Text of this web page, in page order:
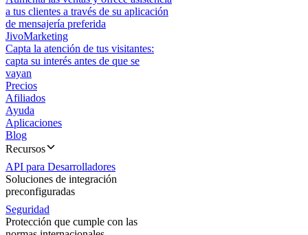
a tus clientes a través de su aplicación
de mensajería preferida
JivoMarketing
Capta la atención de tus visitantes:
capta su interés antes de que se
vayan
Precios
Afiliados
Ayuda
Aplicaciones
Blog
Recursos
API para Desarrolladores
Soluciones de integración
preconfiguradas
Seguridad
Protección que cumple con las